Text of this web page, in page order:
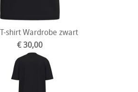
T-shirt Wardrobe zwart
€ 30,00